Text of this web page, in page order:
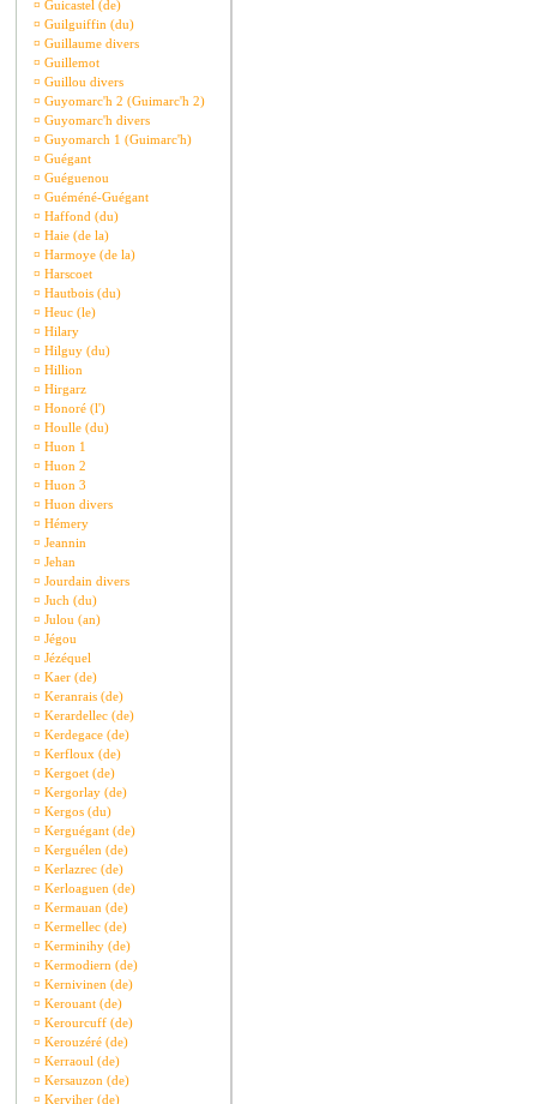
¤ Guicastel (de)
¤ Guilguiffin (du)
¤ Guillaume divers
¤ Guillemot
¤ Guillou divers
¤ Guyomarc'h 2 (Guimarc'h 2)
¤ Guyomarc'h divers
¤ Guyomarch 1 (Guimarc'h)
¤ Guégant
¤ Guéguenou
¤ Guéméné-Guégant
¤ Haffond (du)
¤ Haie (de la)
¤ Harmoye (de la)
¤ Harscoet
¤ Hautbois (du)
¤ Heuc (le)
¤ Hilary
¤ Hilguy (du)
¤ Hillion
¤ Hirgarz
¤ Honoré (l')
¤ Houlle (du)
¤ Huon 1
¤ Huon 2
¤ Huon 3
¤ Huon divers
¤ Hémery
¤ Jeannin
¤ Jehan
¤ Jourdain divers
¤ Juch (du)
¤ Julou (an)
¤ Jégou
¤ Jézéquel
¤ Kaer (de)
¤ Keranrais (de)
¤ Kerardellec (de)
¤ Kerdegace (de)
¤ Kerfloux (de)
¤ Kergoet (de)
¤ Kergorlay (de)
¤ Kergos (du)
¤ Kerguégant (de)
¤ Kerguélen (de)
¤ Kerlazrec (de)
¤ Kerloaguen (de)
¤ Kermauan (de)
¤ Kermellec (de)
¤ Kerminihy (de)
¤ Kermodiern (de)
¤ Kernivinen (de)
¤ Kerouant (de)
¤ Kerourcuff (de)
¤ Kerouzéré (de)
¤ Kerraoul (de)
¤ Kersauzon (de)
¤ Kerviher (de)